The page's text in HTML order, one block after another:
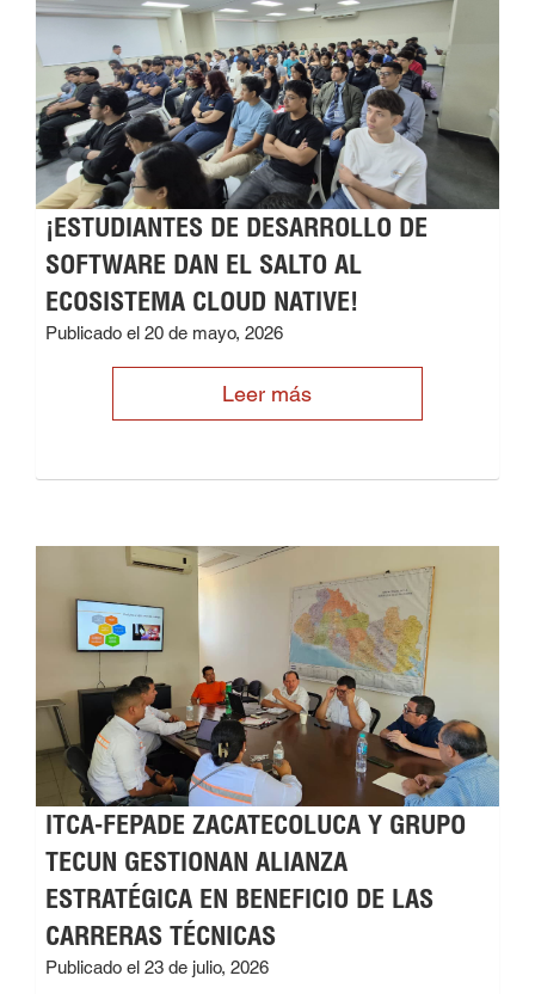
¡ESTUDIANTES DE DESARROLLO DE
SOFTWARE DAN EL SALTO AL
ECOSISTEMA CLOUD NATIVE!
Publicado el 20 de mayo, 2026
Leer más
ITCA-FEPADE ZACATECOLUCA Y GRUPO
TECUN GESTIONAN ALIANZA
ESTRATÉGICA EN BENEFICIO DE LAS
CARRERAS TÉCNICAS
Publicado el 23 de julio, 2026